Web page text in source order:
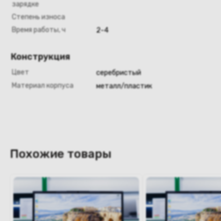
зарядке
Степень износа
Время работы, ч
2-4
Конструкция
Цвет
серебристый
Материал корпуса
металл/пластик
Похожие товары